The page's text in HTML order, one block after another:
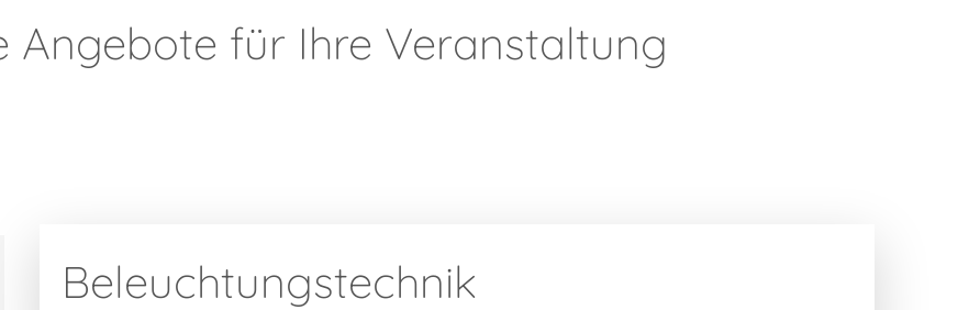
Angebote für Ihre Veranstaltung
Beleuchtungstechnik